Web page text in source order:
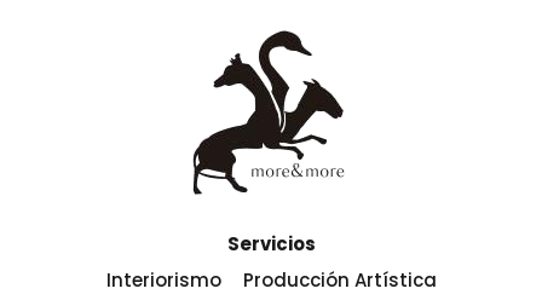
Servicios
Interiorismo
Producción Artística